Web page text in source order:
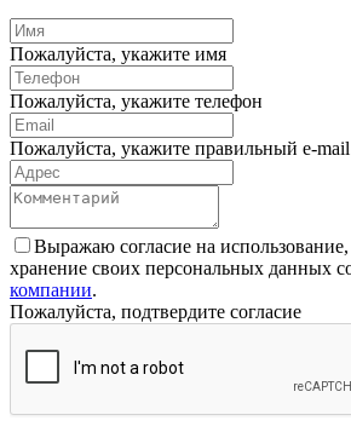
Пожалуйста, укажите имя
Пожалуйста, укажите телефон
Пожалуйста, укажите правильный e-mail
Выражаю согласие на
хранение своих персональных данных
компании.
Пожалуйста, подтвердите согласие